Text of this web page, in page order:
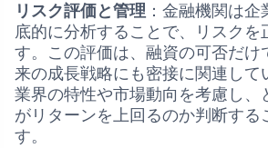
リスク評価と管理 ：金融機関は
底的に分析することで、リスクを
す。この評価は、融資の可否だけ
来の成長戦略にも密接に関連して
業界の特性や市場動向を考慮し、
がリターンを上回るのか判断する
す。